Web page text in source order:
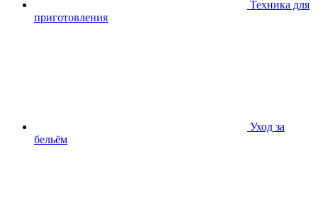
Техника для
приготовления
Уход за
бельём